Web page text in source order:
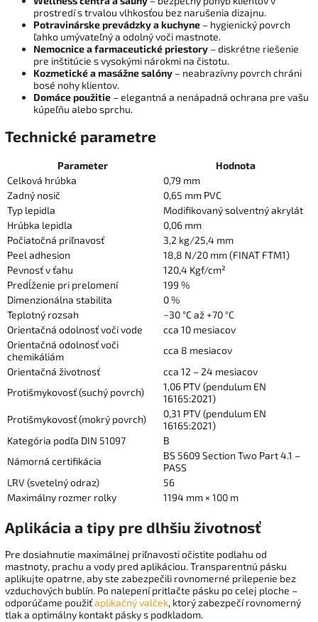
prostredí s trvalou vlhkosťou bez narušenia dizajnu.
Potravinárske prevádzky a kuchyne – hygienický povrch
ľahko umývateľný a odolný voči mastnote.
Nemocnice a farmaceutické priestory – diskrétne riešenie
pre inštitúcie s vysokými nárokmi na čistotu.
Kozmetické a masážne salóny – neabrazívny povrch chráni
bosé nohy klientov.
Domáce použitie – elegantná a nenápadná ochrana pre vašu
kúpeľňu alebo sprchu.
Technické parametre
Parameter
Hodnota
Celková hrúbka
0,79 mm
Zadný nosič
0,65 mm PVC
Typ lepidla
Modifikovaný solventný akrylát
Hrúbka lepidla
0,06 mm
Počiatočná priľnavosť
3,2 kg/25,4 mm
Peel adhesion
18,8 N/20 mm (FINAT FTM1)
Pevnosť v ťahu
120,4 Kgf/cm²
Predĺženie pri prelomení
199 %
Dimenzionálna stabilita
0 %
Teplotný rozsah
−30 °C až +70 °C
Orientačná odolnosť voči vode
cca 10 mesiacov
Orientačná odolnosť voči
chemikáliám
cca 8 mesiacov
Orientačná životnosť
cca 12 – 24 mesiacov
Protišmykovosť (suchý povrch)
1,06 PTV (pendulum EN
16165:2021)
Protišmykovosť (mokrý povrch)
0,31 PTV (pendulum EN
16165:2021)
Kategória podľa DIN 51097
B
Námorná certifikácia
BS 5609 Section Two Part 4.1 –
PASS
LRV (svetelný odraz)
56
Maximálny rozmer rolky
1194 mm × 100 m
Aplikácia a tipy pre dlhšiu životnosť
Pre dosiahnutie maximálnej priľnavosti očistite podlahu od
mastnoty, prachu a vody pred aplikáciou. Transparentnú pásku
aplikujte opatrne, aby ste zabezpečili rovnomerné prilepenie bez
vzduchových bublín. Po nalepení pritlačte pásku po celej ploche –
odporúčame použiťaplikačný valček, ktorý zabezpečí rovnomerný
tlak a optimálny kontakt pásky s podkladom.